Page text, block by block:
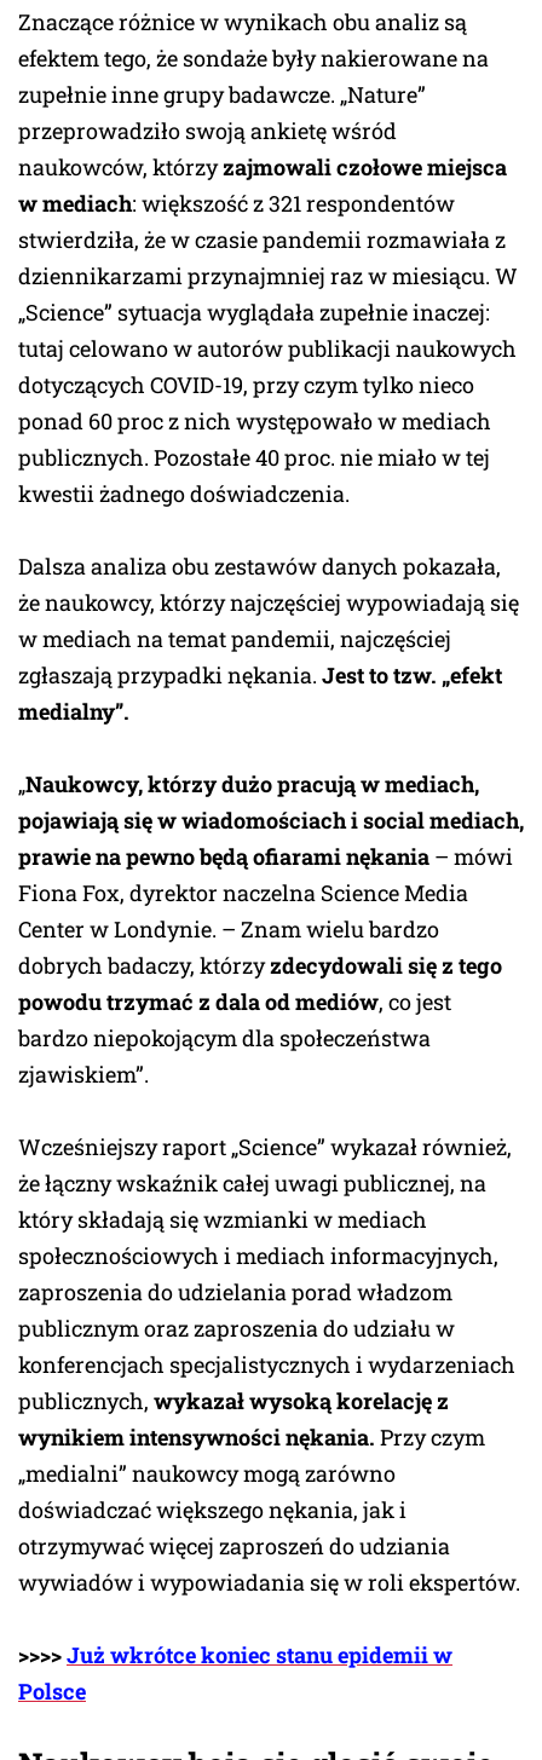
Znaczące różnice w wynikach obu analiz są
efektem tego, że sondaże były nakierowane na
zupełnie inne grupy badawcze. „Nature”
przeprowadziło swoją ankietę wśród
naukowców, którzyzajmowali czołowe miejsca
w mediach: większość z 321 respondentów
stwierdziła, że w czasie pandemii rozmawiała z
dziennikarzami przynajmniej raz w miesiącu. W
„Science” sytuacja wyglądała zupełnie inaczej:
tutaj celowano w autorów publikacji naukowych
dotyczących COVID-19, przy czym tylko nieco
ponad 60 proc z nich występowało w mediach
publicznych. Pozostałe 40 proc. nie miało w tej
kwestii żadnego doświadczenia.
Dalsza analiza obu zestawów danych pokazała,
że naukowcy, którzy najczęściej wypowiadają się
w mediach na temat pandemii, najczęściej
zgłaszają przypadki nękania. Jest to tzw. „efekt
medialny”.
„Naukowcy, którzy dużo pracują w mediach,
pojawiają się w wiadomościach i social mediach,
prawie na pewno będą ofiarami nękania – mówi
Fiona Fox, dyrektor naczelna Science Media
Center w Londynie. – Znam wielu bardzo
dobrych badaczy, którzyzdecydowali się z tego
powodu trzymać z dala od mediów, co jest
bardzo niepokojącym dla społeczeństwa
zjawiskiem”.
Wcześniejszy raport „Science” wykazał również,
że łączny wskaźnik całej uwagi publicznej, na
który składają się wzmianki w mediach
społecznościowych i mediach informacyjnych,
zaproszenia do udzielania porad władzom
publicznym oraz zaproszenia do udziału w
konferencjach specjalistycznych i wydarzeniach
publicznych, wykazał wysoką korelację z
wynikiem intensywności nękania. Przy czym
„medialni” naukowcy mogą zarówno
doświadczać większego nękania, jak i
otrzymywać więcej zaproszeń do udziania
wywiadów i wypowiadania się w roli ekspertów.
>>>>Już wkrótce koniec stanu epidemii w
Polsce